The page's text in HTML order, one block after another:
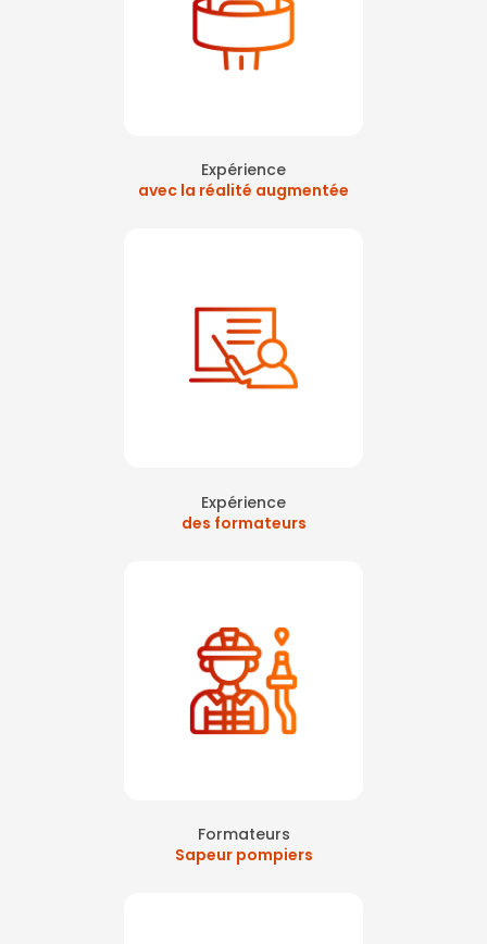
Expérience
avec la réalité augmentée
Expérience
des formateurs
Formateurs
Sapeur pompiers